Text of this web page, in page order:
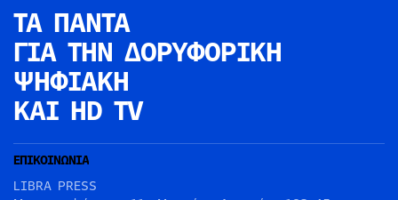
ΤΑ ΠΑΝΤΑ
ΓΙΑ ΤΗΝ ΔΟΡΥΦΟΡΙΚΗ
ΨΗΦΙΑΚΗ
ΚΑΙ HD TV
ΕΠΙΚΟΙΝΩΝΙΑ
LIBRA PRESS